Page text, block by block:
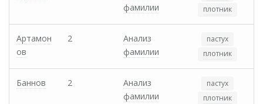
фамилии
плотник
Артамон
ов
2
Анализ
фамилии
пастух
плотник
Баннов 2
Анализ
фамилии
пастух
плотник